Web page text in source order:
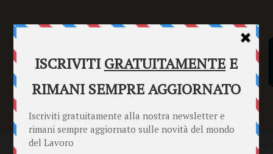
SENTENZE FORMULARI PUNTO INFORMAZIONI
Home Punto Informazioni Assunzione